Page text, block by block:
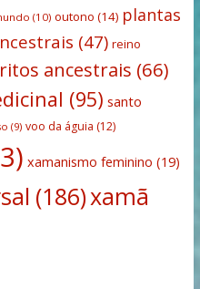
(10) outono (14) plantas
(47) reino
ritos ancestrais (66)
(95) santo
(9) voo da águia (12)
xamanismo feminino (19)
(186)xamã